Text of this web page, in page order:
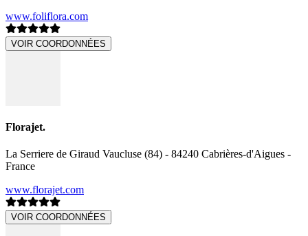
www.foliflora.com
VOIR COORDONNÉES
Florajet.
La Serriere de Giraud Vaucluse (84) - 84240 Cabrières-d'Aigues -
France
www.florajet.com
VOIR COORDONNÉES